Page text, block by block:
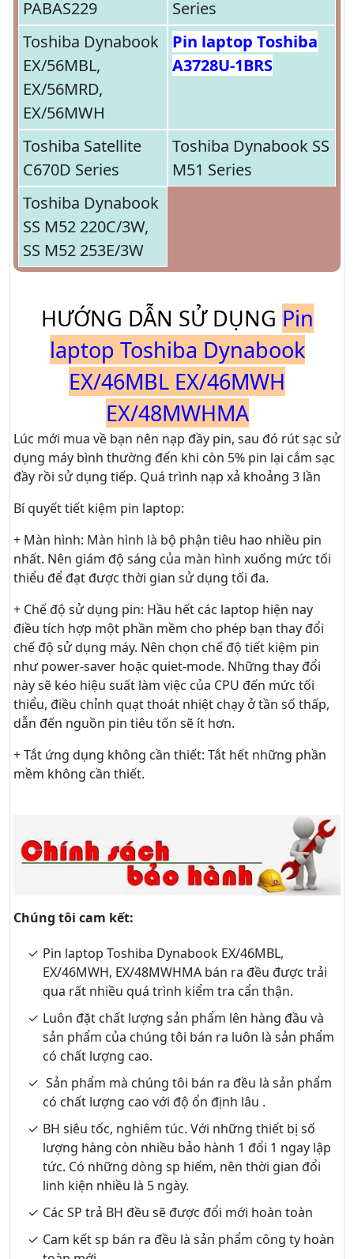
PABAS229
Series
Toshiba Dynabook
EX/56MBL,
EX/56MRD,
EX/56MWH
Pin laptop Toshiba
A3728U-1BRS
Toshiba Satellite
C670D Series
Toshiba Dynabook SS
M51 Series
Toshiba Dynabook
SS M52 220C/3W,
SS M52 253E/3W
HƯỚNG DẪN SỬ DỤNG Pin
laptop Toshiba Dynabook
EX/46MBL EX/46MWH
EX/48MWHMA
Lúc mới mua về bạn nên nạp đầy pin, sau đó rút sạc sử
dụng máy bình thường đến khi còn 5% pin lại cắm sạc
đầy rồi sử dụng tiếp. Quá trình nạp xả khoảng 3 lần
Bí quyết tiết kiệm pin laptop:
+ Màn hình: Màn hình là bộ phận tiêu hao nhiều pin
nhất. Nên giám độ sáng của màn hình xuống mức tối
thiểu để đạt được thời gian sử dụng tối đa.
+ Chế độ sử dụng pin: Hầu hết các laptop hiện nay
điều tích hợp một phần mềm cho phép bạn thay đổi
chế độ sử dụng máy. Nên chọn chế độ tiết kiệm pin
như power-saver hoặc quiet-mode. Những thay đổi
này sẽ kéo hiệu suất làm việc của CPU đến mức tối
thiểu, điều chỉnh quạt thoát nhiệt chạy ở tần số thấp,
dẫn đến nguồn pin tiêu tốn sẽ ít hơn.
+ Tắt ứng dụng không cần thiết: Tắt hết những phần
mềm không cần thiết.
Chúng tôi cam kết:
Pin laptop Toshiba Dynabook EX/46MBL,
EX/46MWH, EX/48MWHMA bán ra đều được trải
qua rất nhiều quá trình kiểm tra cẩn thận.
Luôn đặt chất lượng sản phẩm lên hàng đầu và
sản phẩm của chúng tôi bán ra luôn là sản phẩm
có chất lượng cao.
Sản phẩm mà chúng tôi bán ra đều là sản phẩm
có chất lượng cao với độ ổn định lâu .
BH siêu tốc, nghiêm túc. Với những thiết bị số
lượng hàng còn nhiều bảo hành 1 đổi 1 ngay lập
tức. Có những dòng sp hiếm, nên thời gian đổi
linh kiện nhiều là 5 ngày.
Các SP trả BH đều sẽ được đổi mới hoàn toàn
Cam kết sp bán ra đều là sản phẩm công ty hoàn